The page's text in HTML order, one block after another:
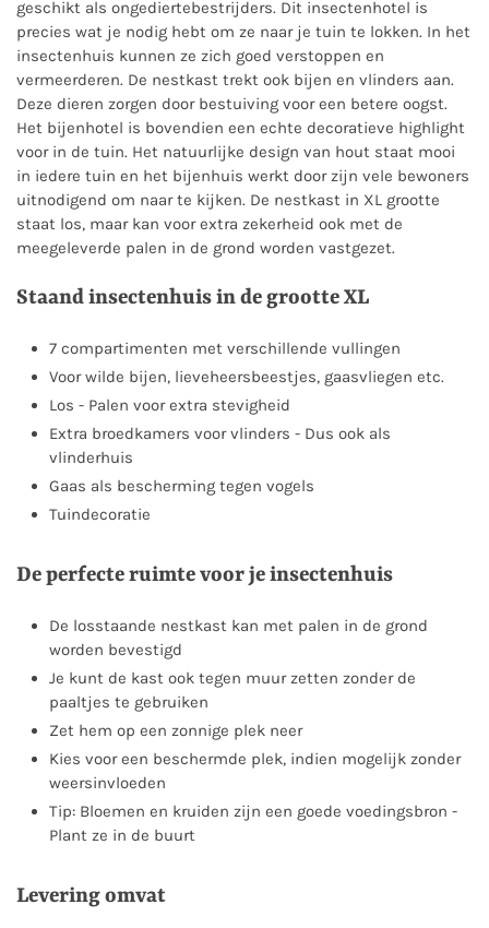
geschikt als ongediertebestrijders. Dit insectenhotel is
precies wat je nodig hebt om ze naar je tuin te lokken. In het
insectenhuis kunnen ze zich goed verstoppen en
vermeerderen. De nestkast trekt ook bijen en vlinders aan.
Deze dieren zorgen door bestuiving voor een betere oogst.
Het bijenhotel is bovendien een echte decoratieve highlight
voor in de tuin. Het natuurlijke design van hout staat mooi
in iedere tuin en het bijenhuis werkt door zijn vele bewoners
uitnodigend om naar te kijken. De nestkast in XL grootte
staat los, maar kan voor extra zekerheid ook met de
meegeleverde palen in de grond worden vastgezet.
Staand insectenhuis in de grootte XL
7 compartimenten met verschillende vullingen
Voor wilde bijen, lieveheersbeestjes, gaasvliegen etc.
Los - Palen voor extra stevigheid
Extra broedkamers voor vlinders - Dus ook als
vlinderhuis
Gaas als bescherming tegen vogels
Tuindecoratie
De perfecte ruimte voor je insectenhuis
De losstaande nestkast kan met palen in de grond
worden bevestigd
Je kunt de kast ook tegen muur zetten zonder de
paaltjes te gebruiken
Zet hem op een zonnige plek neer
Kies voor een beschermde plek, indien mogelijk zonder
weersinvloeden
Tip: Bloemen en kruiden zijn een goede voedingsbron -
Plant ze in de buurt
Levering omvat